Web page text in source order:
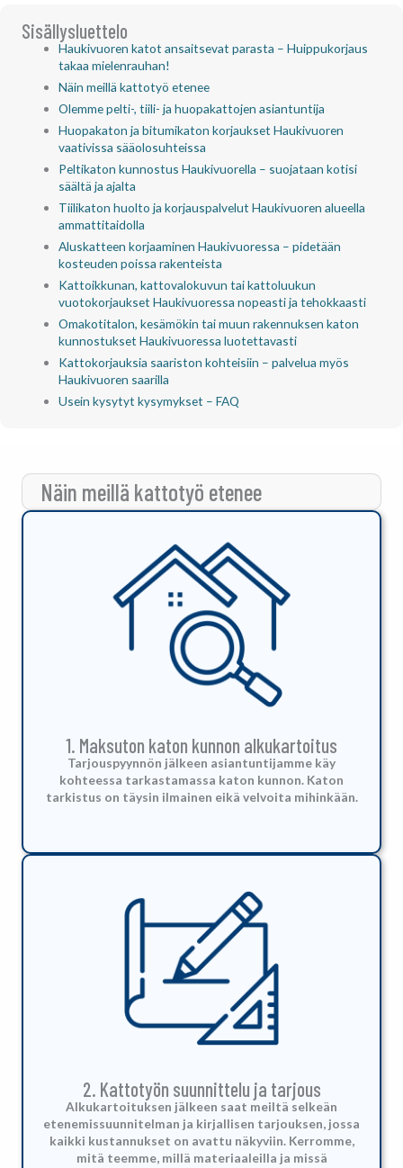
Sisällysluettelo
Haukivuoren katot ansaitsevat parasta – Huippukorjaus
takaa mielenrauhan!
Näin meillä kattotyö etenee
Olemme pelti-, tiili- ja huopakattojen asiantuntija
Huopakaton ja bitumikaton korjaukset Haukivuoren
vaativissa sääolosuhteissa
Peltikaton kunnostus Haukivuorella – suojataan kotisi
säältä ja ajalta
Tiilikaton huolto ja korjauspalvelut Haukivuoren alueella
ammattitaidolla
Aluskatteen korjaaminen Haukivuoressa – pidetään
kosteuden poissa rakenteista
Kattoikkunan, kattovalokuvun tai kattoluukun
vuotokorjaukset Haukivuoressa nopeasti ja tehokkaasti
Omakotitalon, kesämökin tai muun rakennuksen katon
kunnostukset Haukivuoressa luotettavasti
Kattokorjauksia saariston kohteisiin – palvelua myös
Haukivuoren saarilla
Usein kysytyt kysymykset – FAQ
Näin meillä kattotyö etenee
1. Maksuton katon kunnon alkukartoitus
Tarjouspyynnön jälkeen asiantuntijamme käy
kohteessa tarkastamassa katon kunnon. Katon
tarkistus on täysin ilmainen eikä velvoita mihinkään.
2. Kattotyön suunnittelu ja tarjous
Alkukartoituksen jälkeen saat meiltä selkeän
etenemissuunnitelman ja kirjallisen tarjouksen, jossa
kaikki kustannukset on avattu näkyviin. Kerromme,
mitä teemme, millä materiaaleilla ja missä